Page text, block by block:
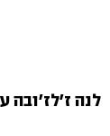
לנה ז'לז'ובה